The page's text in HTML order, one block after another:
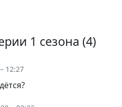
1 сезона (4)
12:27